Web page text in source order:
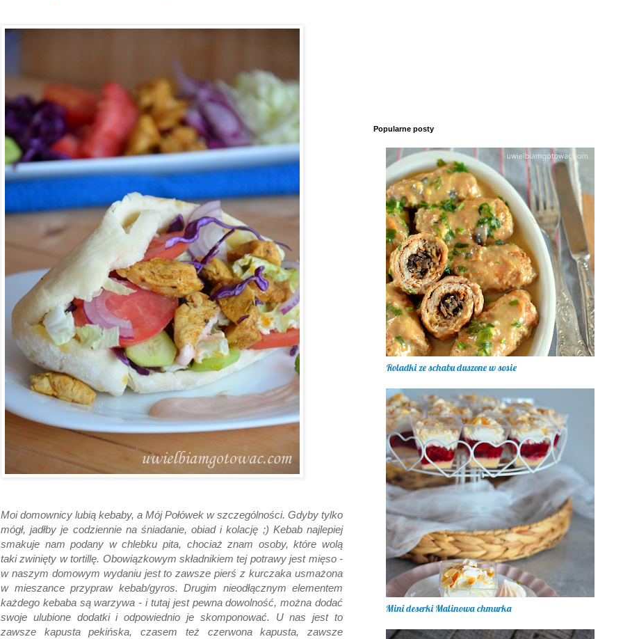
Moi domownicy lubią kebaby, a Mój Połówek w szczególności. Gdyby tylko
mógł, jadłby je codziennie na śniadanie, obiad i kolację ;) Kebab najlepiej
smakuje nam podany w chlebku pita, chociaż znam osoby, które wolą
taki zwinięty w tortillę. Obowiązkowym składnikiem tej potrawy jest mięso -
w naszym domowym wydaniu jest to zawsze pierś z kurczaka usmażona
w mieszance przypraw kebab/gyros. Drugim nieodłącznym elementem
każdego kebaba są warzywa - i tutaj jest pewna dowolność, można dodać
swoje ulubione dodatki i odpowiednio je skomponować. U nas jest to
zawsze kapusta pekińska, czasem też czerwona kapusta, zawsze
Popularne posty
Roladki ze schabu duszone w sosie
Mini deserki Malinowa chmurka